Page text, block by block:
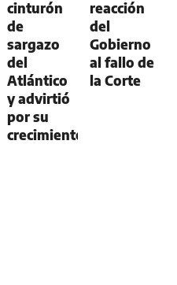
cinturón
de
sargazo
del
Atlántico
y advirtió
por su
crecimiento
reacción
del
Gobierno
al fallo de
la Corte